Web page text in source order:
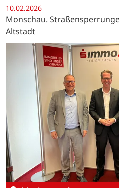
10.02.2026
Monschau.
Altstadt